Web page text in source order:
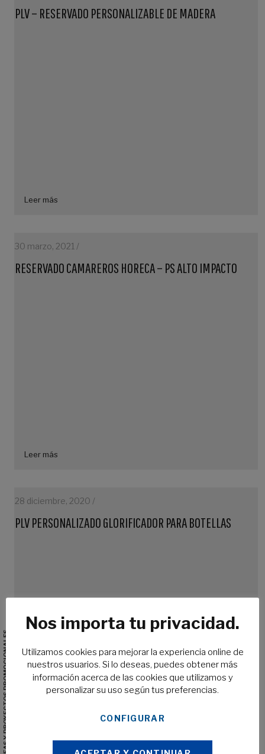
IDEAS Y PROYECTOS PROMOCIONALES
PLV – RESERVADO PERSONALIZABLE DE MADERA
Leer más
30 marzo, 2021 /
RESERVADO CAMAREROS HORECA – PS ALTO IMPACTO
Leer más
28 diciembre, 2020 /
PLV PERSONALIZADO GLORIFICADOR PARA BOTELLAS
Nos importa tu privacidad.
Utilizamos cookies para mejorar la experiencia online de
nuestros usuarios. Si lo deseas, puedes obtener más
información acerca de las cookies que utilizamos y
personalizar su uso según tus preferencias.
CONFIGURAR